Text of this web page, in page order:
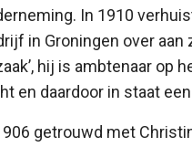
In 1910
in Groningen over
hij is ambtenaar
en daardoor in staat
getrouwd met